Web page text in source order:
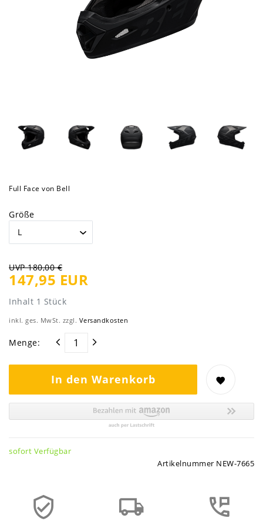
Full Face von Bell
Größe
UVP 180,00 €
147,95 EUR
Inhalt 1 Stück
inkl. ges. MwSt. zzgl. Versandkosten
Menge:
In den Warenkorb
sofort Verfügbar
Artikelnummer NEW-7665